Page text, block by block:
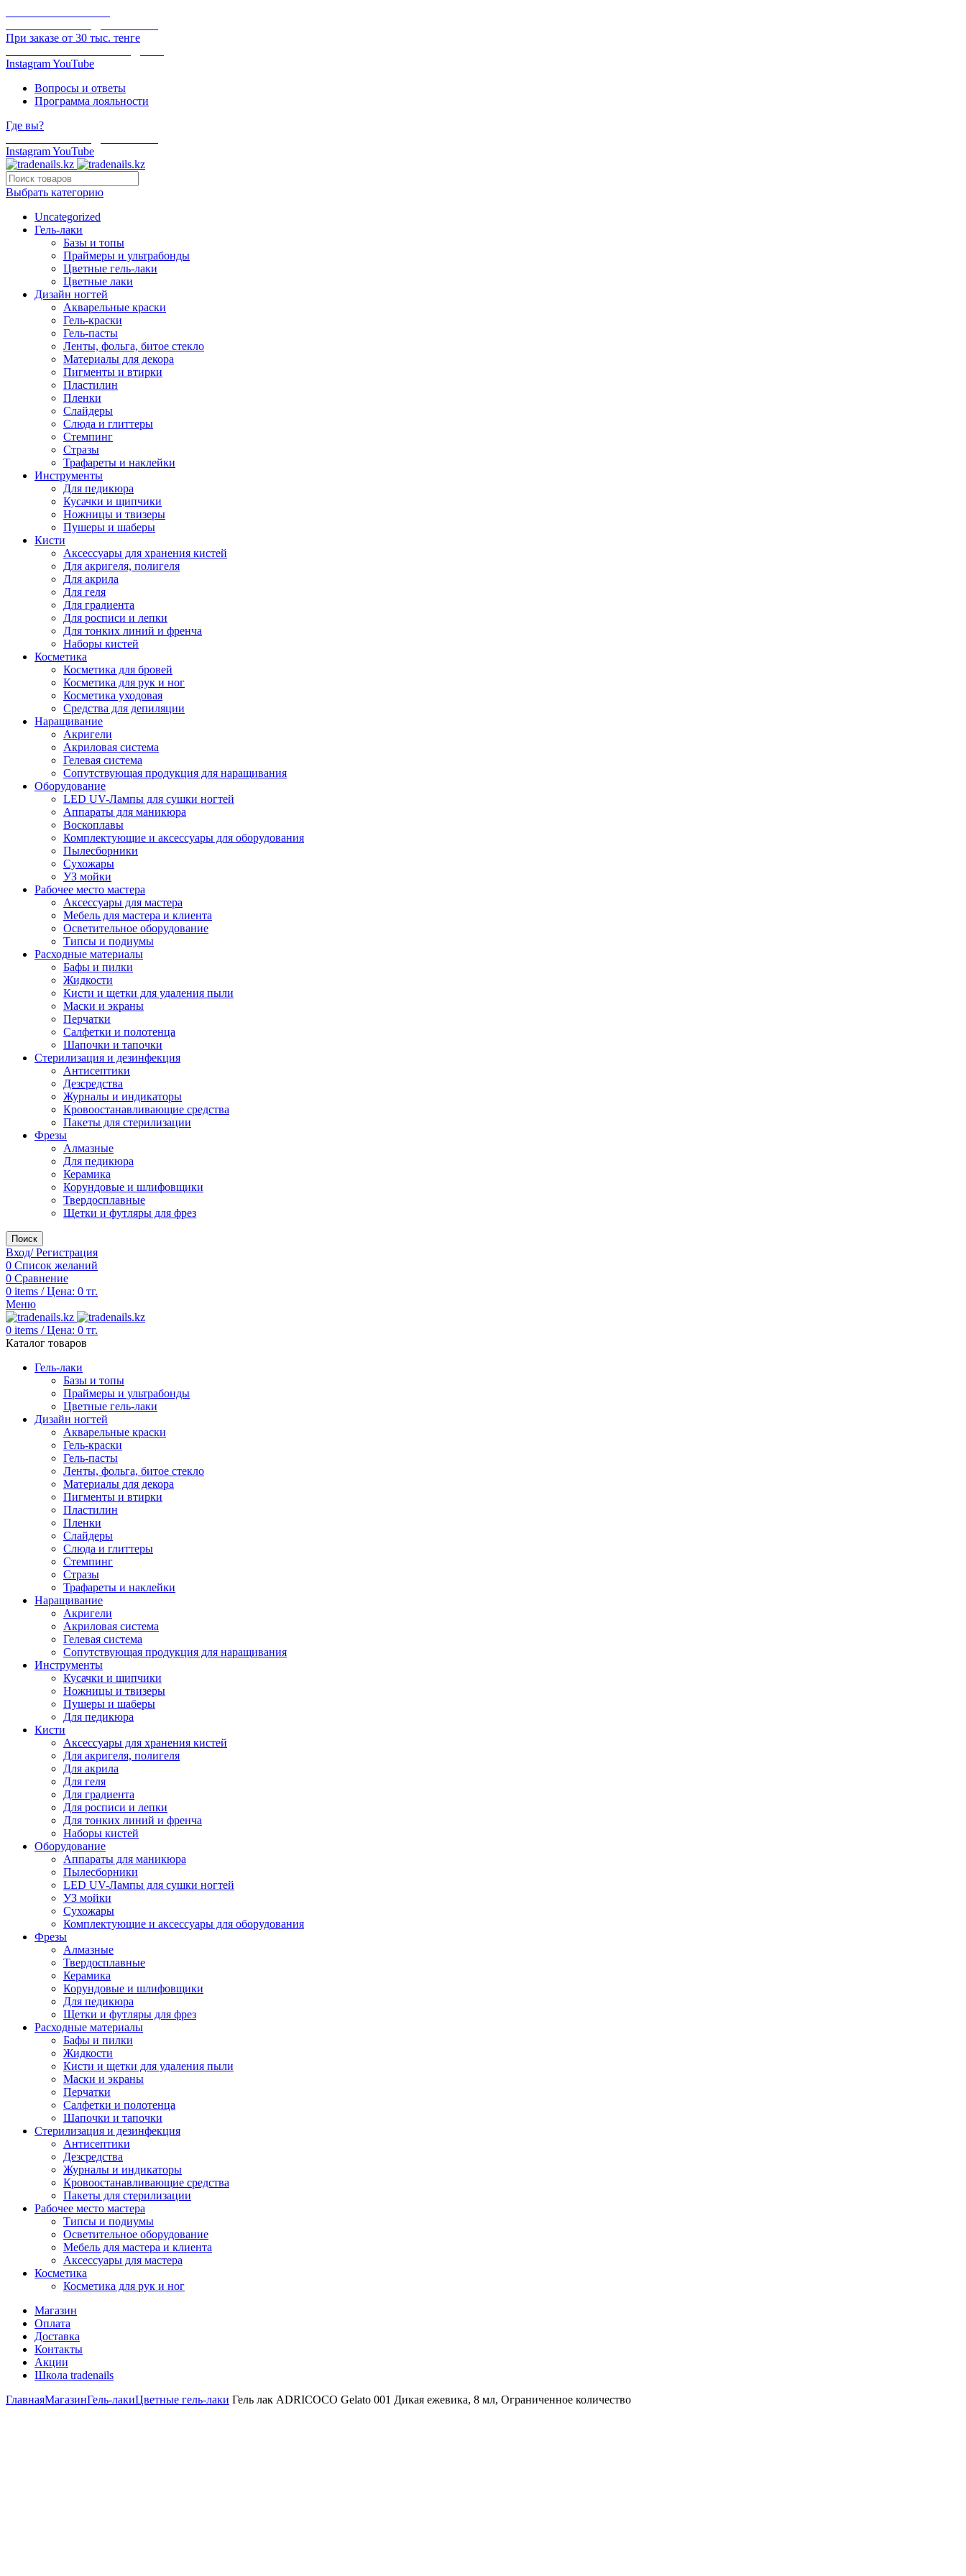
При заказе от 30 тыс. тенге
InstagramYouTube
Вопросы и ответы
Программа лояльности
Где вы?
InstagramYouTube
Выбрать категорию
Uncategorized
Гель-лаки
Базы и топы
Праймеры и ультрабонды
Цветные гель-лаки
Цветные лаки
Дизайн ногтей
Акварельные краски
Гель-краски
Гель-пасты
Ленты, фольга, битое стекло
Материалы для декора
Пигменты и втирки
Пластилин
Пленки
Слайдеры
Слюда и глиттеры
Стемпинг
Стразы
Трафареты и наклейки
Инструменты
Для педикюра
Кусачки и щипчики
Ножницы и твизеры
Пушеры и шаберы
Кисти
Аксессуары для хранения кистей
Для акригеля, полигеля
Для акрила
Для геля
Для градиента
Для росписи и лепки
Для тонких линий и френча
Наборы кистей
Косметика
Косметика для бровей
Косметика для рук и ног
Косметика уходовая
Средства для депиляции
Наращивание
Акригели
Акриловая система
Гелевая система
Сопутствующая продукция для наращивания
Оборудование
LED UV-Лампы для сушки ногтей
Аппараты для маникюра
Воскоплавы
Комплектующие и аксессуары для оборудования
Пылесборники
Сухожары
УЗ мойки
Рабочее место мастера
Аксессуары для мастера
Мебель для мастера и клиента
Осветительное оборудование
Типсы и подиумы
Расходные материалы
Бафы и пилки
Жидкости
Кисти и щетки для удаления пыли
Маски и экраны
Перчатки
Салфетки и полотенца
Шапочки и тапочки
Стерилизация и дезинфекция
Антисептики
Дезсредства
Журналы и индикаторы
Кровоостанавливающие средства
Пакеты для стерилизации
Фрезы
Алмазные
Для педикюра
Керамика
Корундовые и шлифовщики
Твердосплавные
Щетки и футляры для фрез
Поиск
Вход/ Регистрация
0 Список желаний
0 Сравнение
0 items / Цена: 0 тг.
Меню
0 items / Цена: 0 тг.
Каталог товаров
Гель-лаки
Базы и топы
Праймеры и ультрабонды
Цветные гель-лаки
Дизайн ногтей
Акварельные краски
Гель-краски
Гель-пасты
Ленты, фольга, битое стекло
Материалы для декора
Пигменты и втирки
Пластилин
Пленки
Слайдеры
Слюда и глиттеры
Стемпинг
Стразы
Трафареты и наклейки
Наращивание
Акригели
Акриловая система
Гелевая система
Сопутствующая продукция для наращивания
Инструменты
Кусачки и щипчики
Ножницы и твизеры
Пушеры и шаберы
Для педикюра
Кисти
Аксессуары для хранения кистей
Для акригеля, полигеля
Для акрила
Для геля
Для градиента
Для росписи и лепки
Для тонких линий и френча
Наборы кистей
Оборудование
Аппараты для маникюра
Пылесборники
LED UV-Лампы для сушки ногтей
УЗ мойки
Сухожары
Комплектующие и аксессуары для оборудования
Фрезы
Алмазные
Твердосплавные
Керамика
Корундовые и шлифовщики
Для педикюра
Щетки и футляры для фрез
Расходные материалы
Бафы и пилки
Жидкости
Кисти и щетки для удаления пыли
Маски и экраны
Перчатки
Салфетки и полотенца
Шапочки и тапочки
Стерилизация и дезинфекция
Антисептики
Дезсредства
Журналы и индикаторы
Кровоостанавливающие средства
Пакеты для стерилизации
Рабочее место мастера
Типсы и подиумы
Осветительное оборудование
Мебель для мастера и клиента
Аксессуары для мастера
Косметика
Косметика для рук и ног
Магазин
Оплата
Доставка
Контакты
Акции
Школа tradenails
ГлавнаяМагазинГель-лакиЦветные гель-лаки Гель лак ADRICOCO Gelato 001 Дикая ежевика, 8 мл, Ограниченное количество